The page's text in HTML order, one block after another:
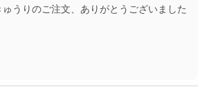
うりのご注文、ありがとうございました